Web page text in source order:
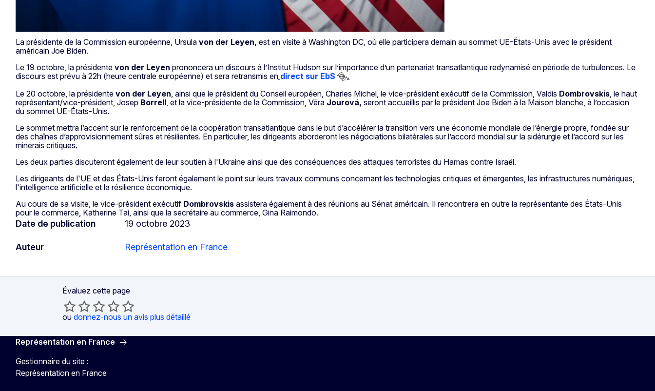
La présidente de la Commission européenne, Ursula von der Leyen, est en visite à Washington DC, où elle participera demain au sommet UE-États-Unis avec le président
américain Joe Biden.
Le 19 octobre, la présidente von der Leyen prononcera un discours à l’Institut Hudson sur l’importance d’un partenariat transatlantique redynamisé en période de turbulences. Le
discours est prévu à 22h (heure centrale européenne) et sera retransmis en direct sur EbS
.
Le 20 octobre, la présidente von der Leyen, ainsi que le président du Conseil européen, Charles Michel, le vice-président exécutif de la Commission, Valdis Dombrovskis, le haut
représentant/vice-président, Josep Borrell, et la vice-présidente de la Commission, Věra Jourová, seront accueillis par le président Joe Biden à la Maison blanche, à l’occasion
du sommet UE-États-Unis.
Le sommet mettra l’accent sur le renforcement de la coopération transatlantique dans le but d’accélérer la transition vers une économie mondiale de l’énergie propre, fondée sur
des chaînes d’approvisionnement sûres et résilientes. En particulier, les dirigeants aborderont les négociations bilatérales sur l’accord mondial sur la sidérurgie et l’accord sur les
minerais critiques.
Les deux parties discuteront également de leur soutien à l'Ukraine ainsi que des conséquences des attaques terroristes du Hamas contre Israël.
Les dirigeants de l'UE et des États-Unis feront également le point sur leurs travaux communs concernant les technologies critiques et émergentes, les infrastructures numériques,
l'intelligence artificielle et la résilience économique.
Au cours de sa visite, le vice-président exécutif Dombrovskis assistera également à des réunions au Sénat américain. Il rencontrera en outre la représentante des États-Unis
pour le commerce, Katherine Tai, ainsi que la secrétaire au commerce, Gina Raimondo.
Date de publication 19 octobre 2023
Auteur Représentation en France
Évaluez cette page
ou donnez-nous un avis plus détaillé
Représentation en France
Gestionnaire du site :
Représentation en France